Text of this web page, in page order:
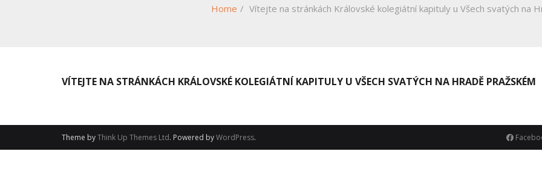
Home / Vítejte na stránkách Královské kolegiátní kapituly u Všech svatých na
VÍTEJTE NA STRÁNKÁCH KRÁLOVSKÉ KOLEGIÁTNÍ KAPITULY U VŠECH SVATÝCH NA HRADĚ PRAŽSKÉM
Theme byThink Up Themes Ltd. Powered byWordPress.